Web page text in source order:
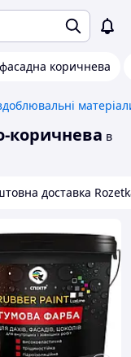
коричнева
коричнева в
доставка